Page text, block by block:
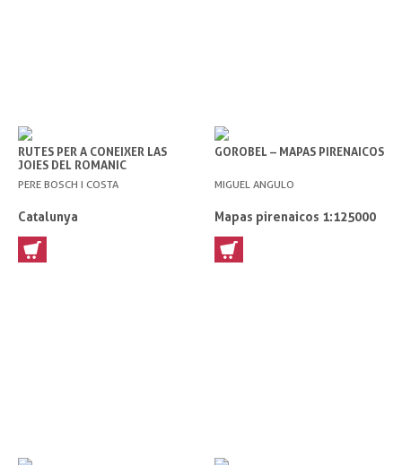
RUTES PER A CONEIXER LAS
JOIES DEL ROMANIC
PERE BOSCH I COSTA
Catalunya
GOROBEL – MAPAS PIRENAICOS
MIGUEL ANGULO
Mapas pirenaicos 1:125000